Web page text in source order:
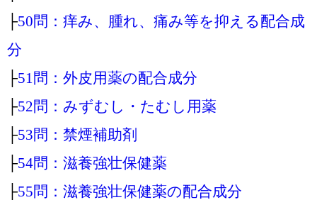
├50問：痒み、腫れ、痛み等を抑える配合成
分
├51問：外皮用薬の配合成分
├52問：みずむし・たむし用薬
├53問：禁煙補助剤
├54問：滋養強壮保健薬
├55問：滋養強壮保健薬の配合成分